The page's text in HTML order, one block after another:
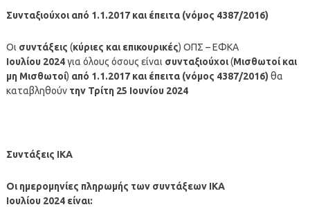
Συνταξιούχοι από 1.1.2017 και έπειτα (νόμος 4387/2016)
Οι συντάξεις (κύριες και επικουρικές) ΟΠΣ – ΕΦΚΑ
Ιουλίου2024για όλους όσους είναι συνταξιούχοι(Μισθωτοί και
μη Μισθωτοί) από 1.1.2017 και έπειτα (νόμος 4387/2016) θα
καταβληθούν την Τρίτη 25 Ιουνίου 2024
Συντάξεις ΙΚΑ
Οι ημερομηνίες πληρωμής των συντάξεων ΙΚΑ
Ιουλίου2024είναι: